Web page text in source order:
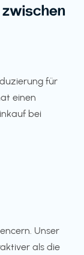
für
einen
bei
Unser
als die